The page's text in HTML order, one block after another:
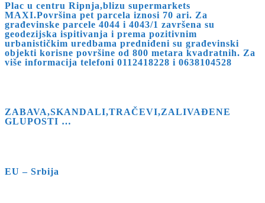
Plac u centru Ripnja,blizu supermarkets
MAXI.Površina pet parcela iznosi 70 ari. Za
građevinske parcele 4044 i 4043/1 završena su
geodezijska ispitivanja i prema pozitivnim
urbanističkim uredbama predniđeni su građevinski
objekti korisne površine od 800 metara kvadratnih. Za
više informacija telefoni 0112418228 i 0638104528
ZABAVA,SKANDALI,TRAČEVI,ZALIVAĐENE
GLUPOSTI …
EU – Srbija